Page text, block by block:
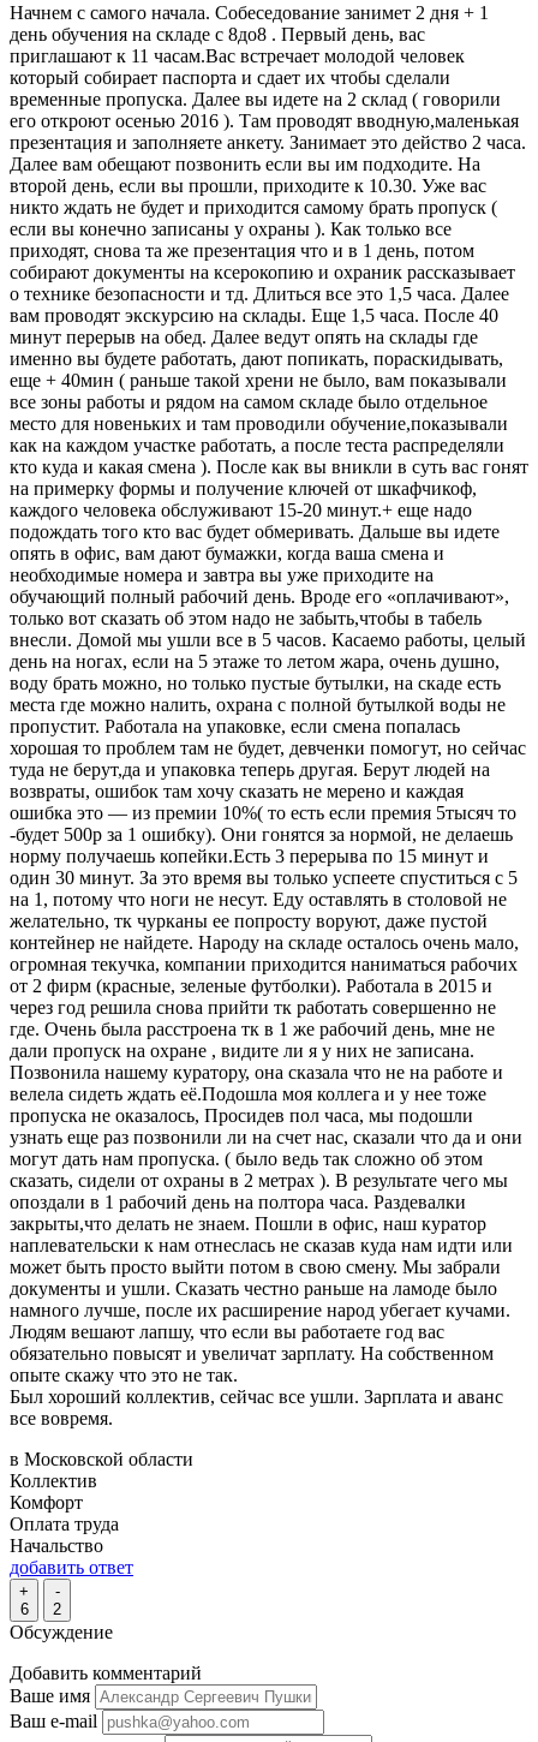
Начнем с самого начала. Собеседование занимет 2 дня + 1
день обучения на складе с 8до8 . Первый день, вас
приглашают к 11 часам.Вас встречает молодой человек
который собирает паспорта и сдает их чтобы сделали
временные пропуска. Далее вы идете на 2 склад ( говорили
его откроют осенью 2016 ). Там проводят вводную,маленькая
презентация и заполняете анкету. Занимает это действо 2 часа.
Далее вам обещают позвонить если вы им подходите. На
второй день, если вы прошли, приходите к 10.30. Уже вас
никто ждать не будет и приходится самому брать пропуск (
если вы конечно записаны у охраны ). Как только все
приходят, снова та же презентация что и в 1 день, потом
собирают документы на ксерокопию и охраник рассказывает
о технике безопасности и тд. Длиться все это 1,5 часа. Далее
вам проводят экскурсию на склады. Еще 1,5 часа. После 40
минут перерыв на обед. Далее ведут опять на склады где
именно вы будете работать, дают попикать, пораскидывать,
еще + 40мин ( раньше такой хрени не было, вам показывали
все зоны работы и рядом на самом складе было отдельное
место для новеньких и там проводили обучение,показывали
как на каждом участке работать, а после теста распределяли
кто куда и какая смена ). После как вы вникли в суть вас гонят
на примерку формы и получение ключей от шкафчикоф,
каждого человека обслуживают 15-20 минут.+ еще надо
подождать того кто вас будет обмеривать. Дальше вы идете
опять в офис, вам дают бумажки, когда ваша смена и
необходимые номера и завтра вы уже приходите на
обучающий полный рабочий день. Вроде его «оплачивают»,
только вот сказать об этом надо не забыть,чтобы в табель
внесли. Домой мы ушли все в 5 часов. Касаемо работы, целый
день на ногах, если на 5 этаже то летом жара, очень душно,
воду брать можно, но только пустые бутылки, на скаде есть
места где можно налить, охрана с полной бутылкой воды не
пропустит. Работала на упаковке, если смена попалась
хорошая то проблем там не будет, девченки помогут, но сейчас
туда не берут,да и упаковка теперь другая. Берут людей на
возвраты, ошибок там хочу сказать не мерено и каждая
ошибка это — из премии 10%( то есть если премия 5тысяч то
-будет 500р за 1 ошибку). Они гонятся за нормой, не делаешь
норму получаешь копейки.Есть 3 перерыва по 15 минут и
один 30 минут. За это время вы только успеете спуститься с 5
на 1, потому что ноги не несут. Еду оставлять в столовой не
желательно, тк чурканы ее попросту воруют, даже пустой
контейнер не найдете. Народу на складе осталось очень мало,
огромная текучка, компании приходится наниматься рабочих
от 2 фирм (красные, зеленые футболки). Работала в 2015 и
через год решила снова прийти тк работать совершенно не
где. Очень была расстроена тк в 1 же рабочий день, мне не
дали пропуск на охране , видите ли я у них не записана.
Позвонила нашему куратору, она сказала что не на работе и
велела сидеть ждать её.Подошла моя коллега и у нее тоже
пропуска не оказалось, Просидев пол часа, мы подошли
узнать еще раз позвонили ли на счет нас, сказали что да и они
могут дать нам пропуска. ( было ведь так сложно об этом
сказать, сидели от охраны в 2 метрах ). В результате чего мы
опоздали в 1 рабочий день на полтора часа. Раздевалки
закрыты,что делать не знаем. Пошли в офис, наш куратор
наплевательски к нам отнеслась не сказав куда нам идти или
может быть просто выйти потом в свою смену. Мы забрали
документы и ушли. Сказать честно раньше на ламоде было
намного лучше, после их расширение народ убегает кучами.
Людям вешают лапшу, что если вы работаете год вас
обязательно повысят и увеличат зарплату. На собственном
опыте скажу что это не так.
Был хороший коллектив, сейчас все ушли. Зарплата и аванс
все вовремя.
в Московской области
Коллектив
Комфорт
Оплата труда
Начальство
добавить ответ
+
6
-
2
Обсуждение
Добавить комментарий
Ваше имя
Ваш e-mail